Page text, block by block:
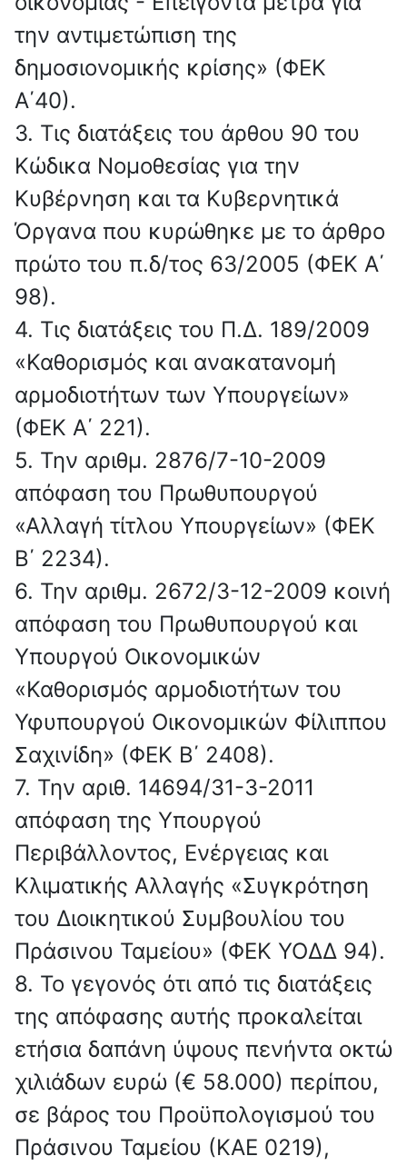
την αντιμετώπιση της
δημοσιονομικής κρίσης» (ΦΕΚ
Α΄40).
3. Τις διατάξεις του άρθου 90 του
Κώδικα Νομοθεσίας για την
Κυβέρνηση και τα Κυβερνητικά
Όργανα που κυρώθηκε με το άρθρο
πρώτο του π.δ/τος 63/2005 (ΦΕΚ Α΄
98).
4. Τις διατάξεις του Π.Δ. 189/2009
«Καθορισμός και ανακατανομή
αρμοδιοτήτων των Υπουργείων»
(ΦΕΚ Α΄ 221).
5. Την αριθμ. 2876/7-10-2009
απόφαση του Πρωθυπουργού
«Αλλαγή τίτλου Υπουργείων» (ΦΕΚ
Β΄ 2234).
6. Την αριθμ. 2672/3-12-2009 κοινή
απόφαση του Πρωθυπουργού και
Υπουργού Οικονομικών
«Καθορισμός αρμοδιοτήτων του
Υφυπουργού Οικονομικών Φίλιππου
Σαχινίδη» (ΦΕΚ Β΄ 2408).
7. Την αριθ. 14694/31-3-2011
απόφαση της Υπουργού
Περιβάλλοντος, Ενέργειας και
Κλιματικής Αλλαγής «Συγκρότηση
του Διοικητικού Συμβουλίου του
Πράσινου Ταμείου» (ΦΕΚ ΥΟΔΔ 94).
8. Το γεγονός ότι από τις διατάξεις
της απόφασης αυτής προκαλείται
ετήσια δαπάνη ύψους πενήντα οκτώ
χιλιάδων ευρώ (€ 58.000) περίπου,
σε βάρος του Προϋπολογισμού του
Πράσινου Ταμείου (ΚΑΕ 0219),